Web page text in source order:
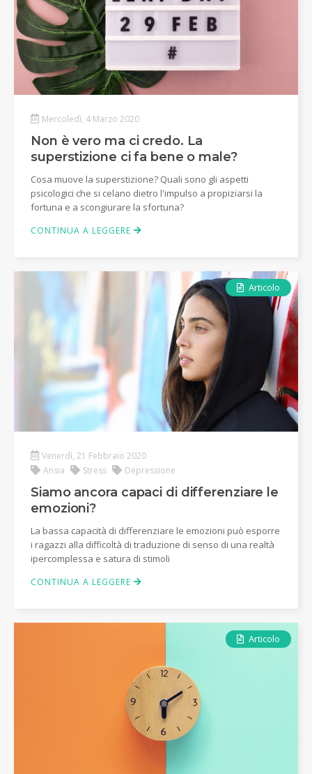
Mercoledì, 4 Marzo 2020
Non è vero ma ci credo. La
superstizione ci fa bene o male?
Cosa muove la superstizione? Quali sono gli aspetti
psicologici che si celano dietro l'impulso a propiziarsi la
fortuna e a scongiurare la sfortuna?
CONTINUA A LEGGERE
Articolo
Venerdì, 21 Febbraio 2020
Ansia
Stress Depressione
Siamo ancora capaci di differenziare le
emozioni?
La bassa capacità di differenziare le emozioni può esporre
i ragazzi alla difficoltà di traduzione di senso di una realtà
ipercomplessa e satura di stimoli
CONTINUA A LEGGERE
Articolo